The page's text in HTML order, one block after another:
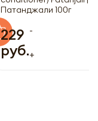
Патанджали 100г
229
руб.
-
+